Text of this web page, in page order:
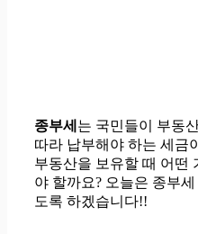
종부세 는 국민들이 부동
따라 납부해야 하는 세금
부동산을 보유할 때 어떤
야 할까요? 오늘은 종부
도록 하겠습니다!!